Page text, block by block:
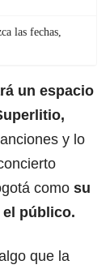
las fechas,
un espacio
y lo
como su
público.
que la